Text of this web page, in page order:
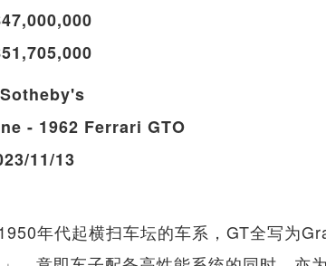
- 1962 Ferrari GTO
11/13
年代起横扫车坛的车系，GT全写为